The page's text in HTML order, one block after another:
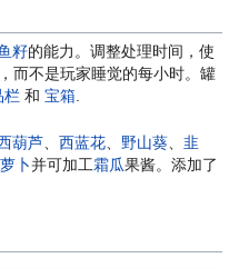
籽的能力。调整处理时间，使
而不是玩家睡觉的每小时。罐
栏 和宝箱
葫芦、西蓝花、野山葵、韭
卜并可加工霜瓜果酱。添加了